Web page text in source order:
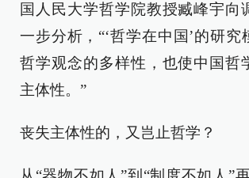
国人民大学哲学院教授臧峰宇向
一步分析，“‘哲学在中国’的研究
哲学观念的多样性，也使中国哲
主体性。”
丧失主体性的，又岂止哲学？